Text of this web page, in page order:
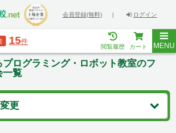
会員登録(無料) | ログイン
15件
閲覧履歴 カート MENU
ログラミング・ロボット教室のフ
一覧
更